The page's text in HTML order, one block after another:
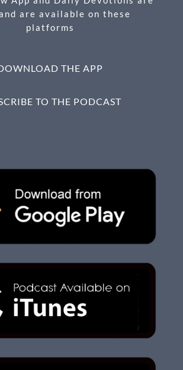
and are available on these
platforms
THE APP
TO THE PODCAST